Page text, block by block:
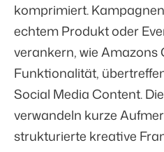
komprimiert.
echtem Produkt oder
verankern, wie
Funktionalität,
Social Media Content.
verwandeln kurze
strukturierte kreative